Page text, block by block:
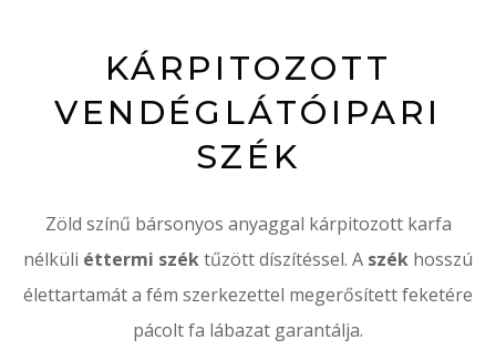
KÁRPITOZOTT
VENDÉGLÁTÓIPARI
SZÉK
Zöld színű bársonyos anyaggal kárpitozott karfa
nélküli éttermi széktűzött díszítéssel. A szék hosszú
élettartamát a fém szerkezettel megerősített feketére
pácolt fa lábazat garantálja.